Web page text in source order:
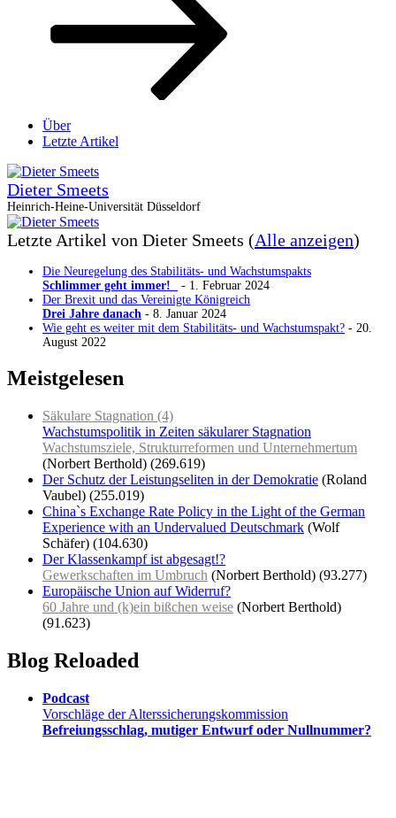
Über
Letzte Artikel
Dieter Smeets
Heinrich-Heine-Universität Düsseldorf
Letzte Artikel von Dieter Smeets (Alle anzeigen)
Die Neuregelung des Stabilitäts- und Wachstumspakts
Schlimmer geht immer!
- 1. Februar 2024
Der Brexit und das Vereinigte Königreich
Drei Jahre danach - 8. Januar 2024
Wie geht es weiter mit dem Stabilitäts- und Wachstumspakt? - 20.
August 2022
Meistgelesen
Säkulare Stagnation (4)
Wachstumspolitik in Zeiten säkularer Stagnation
Wachstumsziele, Strukturreformen und Unternehmertum
(Norbert Berthold) (269.619)
Der Schutz der Leistungseliten in der Demokratie (Roland
Vaubel) (255.019)
China`s Exchange Rate Policy in the Light of the German
Experience with an Undervalued Deutschmark (Wolf
Schäfer) (104.630)
Der Klassenkampf ist abgesagt!?
Gewerkschaften im Umbruch (Norbert Berthold) (93.277)
Europäische Union auf Widerruf?
60 Jahre und (k)ein bißchen weise (Norbert Berthold)
(91.623)
Blog Reloaded
Podcast
Vorschläge der Alterssicherungskommission
Befreiungsschlag, mutiger Entwurf oder Nullnummer?